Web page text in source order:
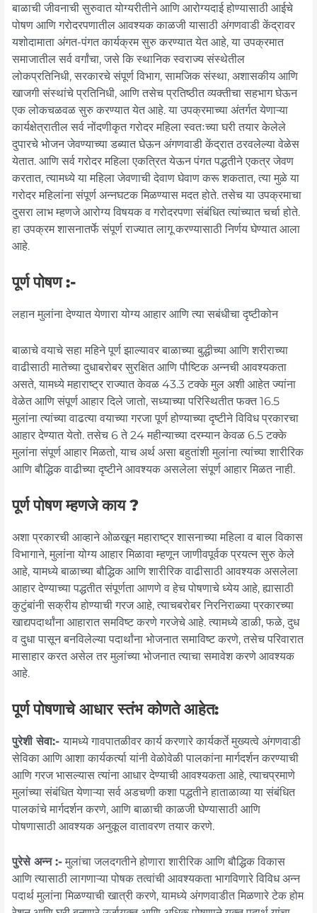
बाळाची जीवनाची सुरुवात योग्यरीतीने आणि आरोग्यदाई होण्यासाठी आईचे
पोषण आणि गरोदरपणातील आवश्यक काळजी यासाठी अंगणवाडी केंद्रावर
यशोदामाता अंगत-पंगत कार्यक्रम सुरु करण्यात येत आहे, या उपक्रमात
समाजातील सर्व वर्गांचा, जसे कि स्थानिक स्वराज्य संस्थेतील
लोकप्रतिनिधी, सरकारचे संपूर्ण विभाग, सामजिक संस्था, अशासकीय आणि
खाजगी संस्थांचे प्रतिनिधी, आणि तसेच प्रतिष्ठीत व्यक्तीचा सहभाग घेऊन
एक लोकचळवळ सुरु करण्यात येत आहे. या उपक्रमाच्या अंतर्गत येणाऱ्या
कार्यक्षेत्रातील सर्व नोंदणीकृत गरोदर महिला स्वतःच्या घरी तयार केलेले
दुपारचे भोजन जेवण्याच्या डब्यात घेऊन अंगणवाडी केंद्रात ठरवलेल्या वेळेस
येतात. आणि सर्व गरोदर महिला एकत्रित येऊन पंगत पद्धतीने एकत्र जेवण
करतात, त्यामध्ये या महिला जेवणाची देवाण घेवाण करू शकतात, त्या मुळे या
गरोदर महिलांना संपूर्ण अन्नघटक मिळण्यास मदत होते. तसेच या उपक्रमाचा
दुसरा लाभ म्हणजे आरोग्य विषयक व गरोदरपणा संबंधित त्यांच्यात चर्चा होते.
हा उपक्रम शासनातर्फे संपूर्ण राज्यात लागू करण्यासाठी निर्णय घेण्यात आला
आहे.
पूर्ण पोषण :-
लहान मुलांना देण्यात येणारा योग्य आहार आणि त्या सबंधीचा दृष्टीकोन
बाळाचे वयाचे सहा महिने पूर्ण झाल्यावर बाळाच्या बुद्धीच्या आणि शरीराच्या
वाढीसाठी मातेच्या दुधाबरोबर सुरक्षित आणि पौष्टिक अन्नची आवश्यकता
असते, यामध्ये महाराष्ट्र राज्यात केवळ 43.3 टक्के मुल अशी आहेत ज्यांना
वेळेत आणि संपूर्ण आहार दिले जातो, सध्याच्या परिस्थितीत फक्त 16.5
मुलांना त्यांच्या वाढत्या वयाच्या गरजा पूर्ण होण्याच्या दृष्टीने विविध प्रकारचा
आहार देण्यात येतो. तसेच 6 ते 24 महीन्याच्या दरम्यान केवळ 6.5 टक्के
मुलांना संपूर्ण आहार मिळतो, याच अर्थ असा बहुतांशी मुलांना त्यांच्या शारीरिक
आणि बौद्धिक वाढीच्या दृष्टीने आवश्यक असलेला संपूर्ण आहार मिळत नाही.
पूर्ण पोषण म्हणजे काय ?
अशा प्रकारची आव्हाने ओळखून महाराष्ट्र शासनाच्या महिला व बाल विकास
विभागाने, मुलांना योग्य आहार मिळावा म्हणून जाणीवपूर्वक प्रयत्न सुरु केले
आहे, यामध्ये बाळाच्या बौद्धिक आणि शारीरिक वाढीसाठी आवश्यक असलेला
आहार देण्याच्या पद्धतीत संपूर्णता आणणे व हेच पोषणाचे ध्येय आहे, ह्यासाठी
कुटुंबांनी सक्रीय होण्याची गरज आहे, त्याचबरोबर निरनिराळ्या प्रकारच्या
खाद्यपदार्थांना आहारात समविष्ट करणे गरजेचे आहे. त्यामध्ये डाळी, फळे, दुध
व दुधा पासून बनविलेल्या पदार्थांना भोजनात समाविष्ट करणे, तसेच परिवारात
मासाहार करत असेल तर मुलांच्या भोजनात त्याचा समावेश करणे आवश्यक
आहे.
पूर्ण पोषणाचे आधार स्तंभ कोणते आहेत:
पुरेशी सेवा:- यामध्ये गावपातळीवर कार्य करणारे कार्यकर्ते मुख्यत्वे अंगणवाडी
सेविका आणि आशा कार्यकर्त्या यांनी वेळोवेळी पालकांना मार्गदर्शन करण्याची
आणि गरज भासल्यास त्यांना आधार देण्याची आवश्यकता आहे, त्याचप्रमाणे
मुलांच्या संबंधित येणाऱ्या सर्व अडचणी कशा पद्धतीने हाताळाव्या या संबंधित
पालकांचे मार्गदर्शन करणे, आणि बाळाची काळजी घेण्यासाठी आणि
पोषणासाठी आवश्यक अनुकूल वातावरण तयार करणे.
पुरेसे अन्न :-मुलांचा जलदगतीने होणारा शारीरिक आणि बौद्धिक विकास
आणि त्यासाठी लागणाऱ्या पोषक तत्वांची आवश्यकता भागविणारे विविध अन्न
पदार्थ मुलांना मिळण्याची खात्री करणे, यामध्ये अंगणवाडीत मिळणारे टेक होम